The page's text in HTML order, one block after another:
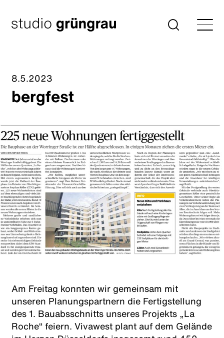
Inhalt
springen
Startseite Suche
8.5.2023
bergfest
Am Freitag konnten wir gemeinsam mit
unseren Planungspartnern die Fertigstellung
des 1. Bauabsschnitts unseres Projekts „La
Roche“ feiern. Vivawest plant auf dem Gelände